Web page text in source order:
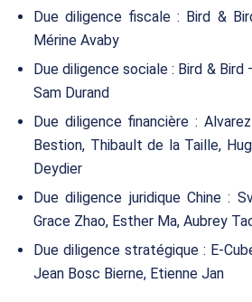
Due diligence fiscale : Bird &
Mérine Avaby
Due diligence sociale : Bird & Bird
Sam Durand
Due diligence financière :
Bestion, Thibault de la Taille,
Deydier
Due diligence juridique Chine :
Grace Zhao, Esther Ma, Aubrey
Due diligence stratégique : E-
Jean Bosc Bierne, Etienne Jan